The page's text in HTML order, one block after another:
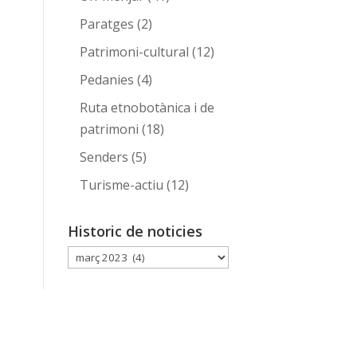
Paratges (2)
Patrimoni-cultural (12)
Pedanies (4)
Ruta etnobotànica i de
patrimoni (18)
Senders (5)
Turisme-actiu (12)
Historic de noticies
Historic